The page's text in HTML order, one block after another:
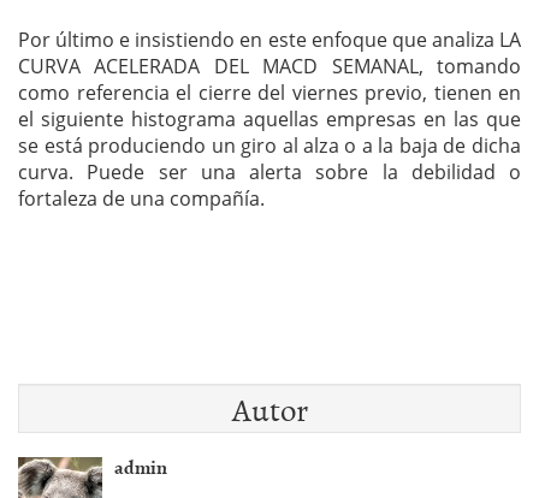
Por último e insistiendo en este enfoque que analiza LA
CURVA ACELERADA DEL MACD SEMANAL, tomando
como referencia el cierre del viernes previo, tienen en
el siguiente histograma aquellas empresas en las que
se está produciendo un giro al alza o a la baja de dicha
curva. Puede ser una alerta sobre la debilidad o
fortaleza de una compañía.
Autor
admin